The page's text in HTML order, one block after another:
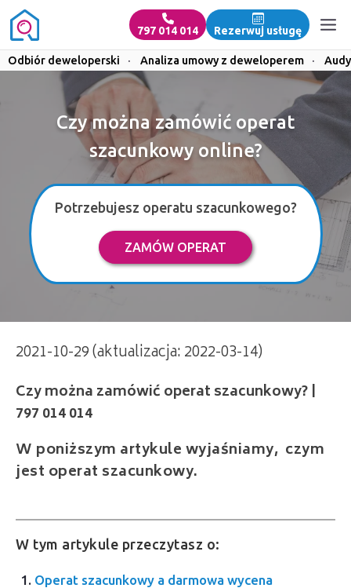
797 014 014 Rezerwuj usługę
Odbiór deweloperski · Analiza umowy z deweloperem ·
Czy można zamówić operat
szacunkowy online?
Potrzebujesz operatu szacunkowego?
ZAMÓW OPERAT
2021-10-29 (aktualizacja: 2022-03-14)
Czy można zamówić operat szacunkowy? |
W poniższym artykule wyjaśniamy, czym
jest operat szacunkowy.
W tym artykule przeczytasz o:
Operat szacunkowy a darmowa wycena